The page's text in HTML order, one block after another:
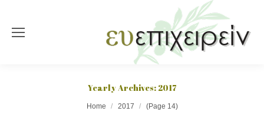
Yearly Archives: 2017
Home 2017 (Page 14)